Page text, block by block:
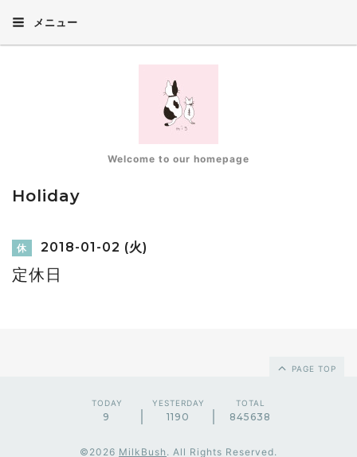
メニュー
Welcome to our homepage
Holiday
休 2018-01-02 (火)
定休日
PAGE TOP
TODAY
9
YESTERDAY
1190
TOTAL
845638
©2026 MilkBush . All Rights Reserved.